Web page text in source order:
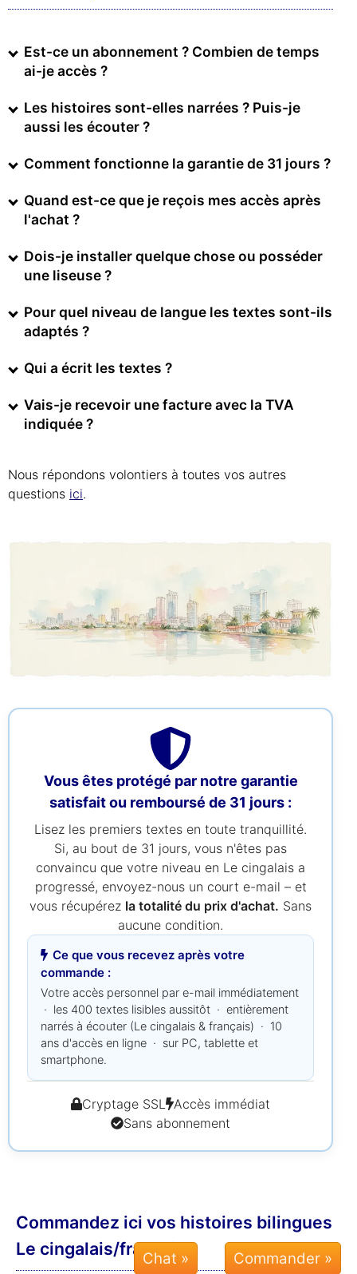
Est-ce un abonnement ? Combien de temps
ai-je accès ?
Les histoires sont-elles narrées ? Puis-je
aussi les écouter ?
Comment fonctionne la garantie de 31 jours ?
Quand est-ce que je reçois mes accès après
l'achat ?
Dois-je installer quelque chose ou posséder
une liseuse ?
Pour quel niveau de langue les textes sont-ils
adaptés ?
Qui a écrit les textes ?
Vais-je recevoir une facture avec la TVA
indiquée ?
Nous répondons volontiers à toutes vos autres
questions ici.
Vous êtes protégé par notre garantie
satisfait ou remboursé de 31 jours :
Lisez les premiers textes en toute tranquillité.
Si, au bout de 31 jours, vous n'êtes pas
convaincu que votre niveau en Le cingalais a
progressé, envoyez-nous un court e-mail – et
vous récupérez la totalité du prix d'achat. Sans
aucune condition.
Ce que vous recevez après votre
commande :
Votre accès personnel par e-mail immédiatement
· les 400 textes lisibles aussitôt · entièrement
narrés à écouter (Le cingalais & français) · 10
ans d'accès en ligne · sur PC, tablette et
smartphone.
Cryptage SSL Accès immédiat
Sans abonnement
Commandez ici vos histoires bilingues
Le cingalais/français :
Chat »